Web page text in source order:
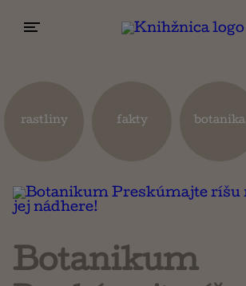
Náboženstvo a ezoterika
rastliny fakty botanika
Botanikum